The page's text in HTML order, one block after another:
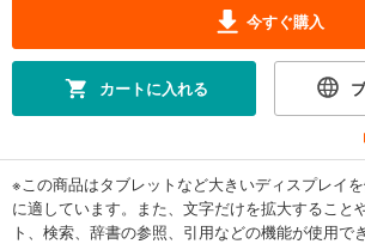
今すぐ購入
カートに入れる
※この商品はタブレットなど大きいディスプレイ
に適しています。また、文字だけを拡大すること
ト、検索、辞書の参照、引用などの機能が使用で